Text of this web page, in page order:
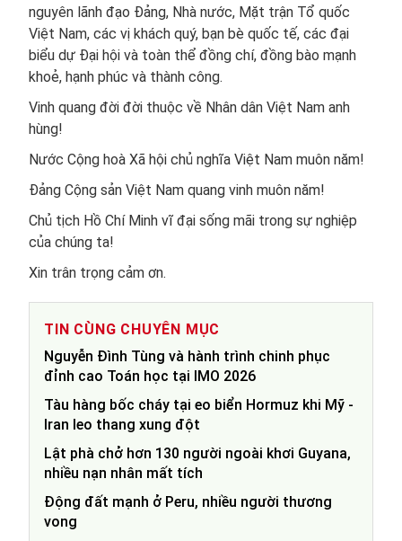
nguyên lãnh đạo Đảng, Nhà nước, Mặt trận Tổ quốc
Việt Nam, các vị khách quý, bạn bè quốc tế, các đại
biểu dự Đại hội và toàn thể đồng chí, đồng bào mạnh
khoẻ, hạnh phúc và thành công.
Vinh quang đời đời thuộc về Nhân dân Việt Nam anh
hùng!
Nước Cộng hoà Xã hội chủ nghĩa Việt Nam muôn năm!
Đảng Cộng sản Việt Nam quang vinh muôn năm!
Chủ tịch Hồ Chí Minh vĩ đại sống mãi trong sự nghiệp
của chúng ta!
Xin trân trọng cảm ơn.
TIN CÙNG CHUYÊN MỤC
Nguyễn Đình Tùng và hành trình chinh phục
đỉnh cao Toán học tại IMO 2026
Tàu hàng bốc cháy tại eo biển Hormuz khi Mỹ -
Iran leo thang xung đột
Lật phà chở hơn 130 người ngoài khơi Guyana,
nhiều nạn nhân mất tích
Động đất mạnh ở Peru, nhiều người thương
vong